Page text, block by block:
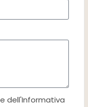
dell'Informativa